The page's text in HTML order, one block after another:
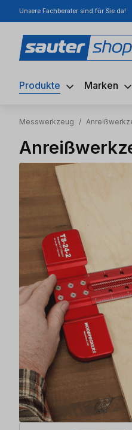
Hauptinhalt springen
Zur Suche springen
Zur Hauptnavigation
Unsere Fachberater sind für Sie da!
Produkte Marken
Messwerkzeug /